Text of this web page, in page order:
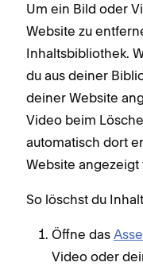
Um ein Bild oder
Website zu
Inhaltsbibliothek.
du aus deiner
deiner Website
Video beim
automatisch dort
Website angezeigt
So löschst du
Öffne das
Video oder